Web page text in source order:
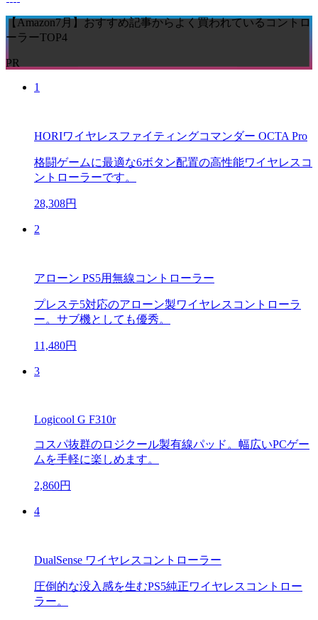
【Amazon7月】おすすめ記事からよく買われているコントロ
ーラーTOP4
PR
1
HORIワイヤレスファイティングコマンダー OCTA Pro
格闘ゲームに最適な6ボタン配置の高性能ワイヤレスコ
ントローラーです。
28,308円
2
アローン PS5用無線コントローラー
プレステ5対応のアローン製ワイヤレスコントローラ
ー。サブ機としても優秀。
11,480円
3
Logicool G F310r
コスパ抜群のロジクール製有線パッド。幅広いPCゲー
ムを手軽に楽しめます。
2,860円
4
DualSense ワイヤレスコントローラー
圧倒的な没入感を生むPS5純正ワイヤレスコントロー
ラー。